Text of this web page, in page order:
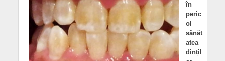
în
peric
ol
sănăt
atea
dințil